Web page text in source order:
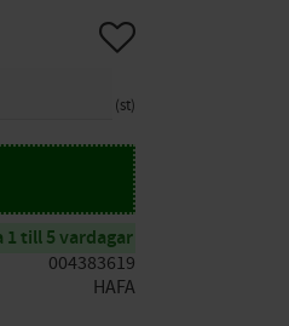
st
Lägg till i favoriter
1 till 5 vardagar
004383619
HAFA